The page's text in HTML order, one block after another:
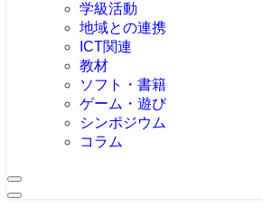
学級活動
地域との連携
ICT関連
教材
ソフト・書籍
ゲーム・遊び
シンポジウム
コラム